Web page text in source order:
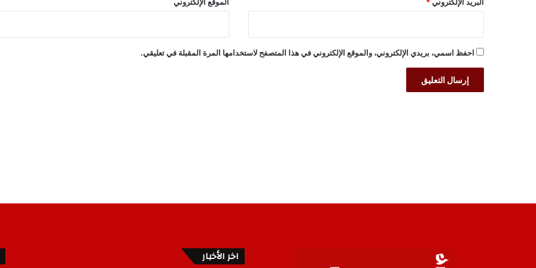
احفظ اسمي، بريدي الإلكتروني، والموقع الإلكتروني في هذا المتصفح لاستخدامها المرة المقبلة في تعليقي.
اخر الأخبار